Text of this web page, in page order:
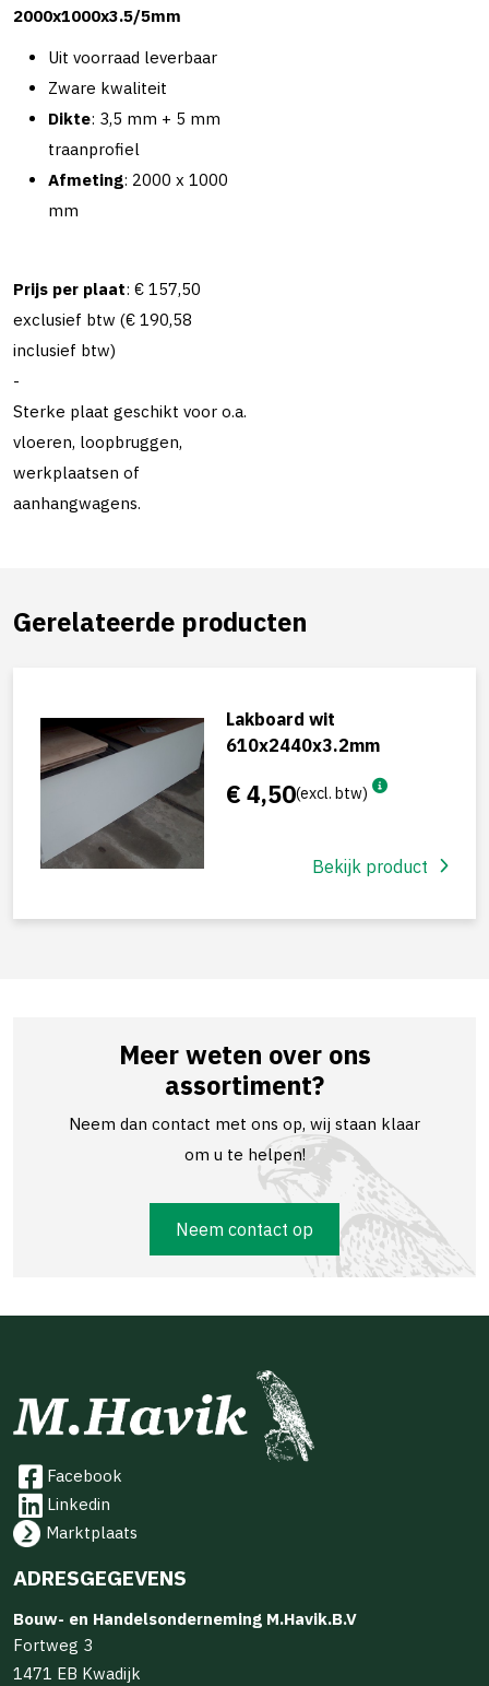
2000x1000x3.5/5mm
Uit voorraad leverbaar
Zware kwaliteit
Dikte: 3,5 mm + 5 mm
traanprofiel
Afmeting: 2000 x 1000
mm
Prijs per plaat: € 157,50
exclusief btw (€ 190,58
inclusief btw)
-
Sterke plaat geschikt voor o.a.
vloeren, loopbruggen,
werkplaatsen of
aanhangwagens.
Gerelateerde producten
Lakboard wit
610x2440x3.2mm
€ 4,50(excl. btw)
Bekijk product
Meer weten over ons
assortiment?
Neem dan contact met ons op, wij staan klaar
om u te helpen!
Neem contact op
Facebook
Linkedin
Marktplaats
ADRESGEGEVENS
Bouw- en Handelsonderneming M.Havik.B.V
Fortweg 3
1471 EB Kwadijk